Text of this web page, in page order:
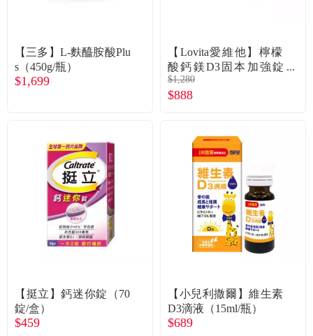
關於我們
會員專區
折價券、紅利說明
【三多】L-麩醯胺酸Plu
s（450g/瓶）
$1,699
【Lovita愛維他】檸檬
酸鈣鎂D3固本加強錠
(全素)120顆/瓶
$1,280
$888
【挺立】鈣迷你錠（70
錠/盒）
$459
【小兒利撒爾】維生素
D3滴液（15ml/瓶）
$689